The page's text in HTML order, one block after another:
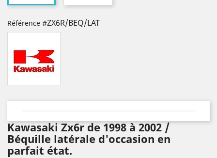
Référence #ZX6R/BEQ/LAT
Kawasaki Zx6r de 1998 à 2002 /
Béquille latérale d'occasion en
parfait état.